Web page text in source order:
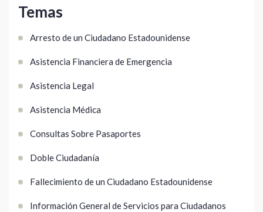
Temas
Arresto de un Ciudadano Estadounidense
Asistencia Financiera de Emergencia
Asistencia Legal
Asistencia Médica
Consultas Sobre Pasaportes
Doble Ciudadanía
Fallecimiento de un Ciudadano Estadounidense
Información General de Servicios para Ciudadanos